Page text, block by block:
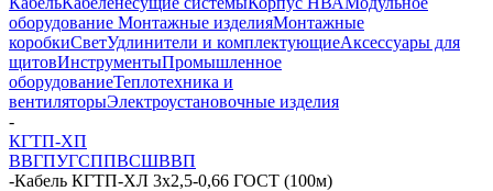
оборудование Монтажные изделияМонтажные
коробкиСветУдлинители и комплектующиеАксессуары для
щитовИнструментыПромышленное
оборудованиеТеплотехника и
вентиляторыЭлектроустановочные изделия
-
КГТП-ХП
ВВГПУГСППВСШВВП
-Кабель КГТП-ХЛ 3х2,5-0,66 ГОСТ (100м)